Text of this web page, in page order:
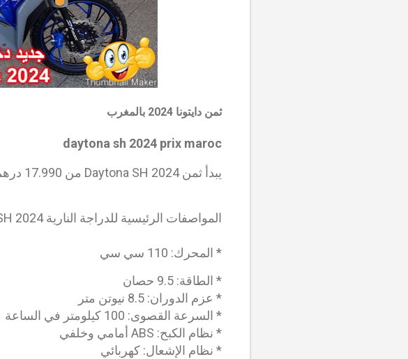
ثمن دايتونا 2024 بالمغرب
daytona sh 2024 prix maroc
يبدأ ثمن Daytona SH 2024 من 17.990 درهم في المغرب.
المواصفات الرئيسية للدراجة النارية Daytona SH 2024:
* المحرك: 110 سي سي
* الطاقة: 9.5 حصان
* عزم الدوران: 8.5 نيوتن متر
* السرعة القصوى: 100 كيلومتر في الساعة
* نظام الكبح: ABS أمامي وخلفي
* نظام الإشعال: كهربائي